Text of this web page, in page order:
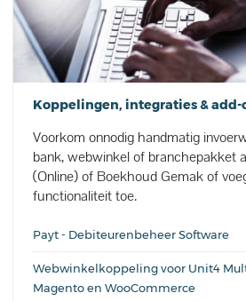
Koppelingen, integraties & add-
Voorkom onnodig handmatig
bank, webwinkel of branchepakket
(Online) of Boekhoud Gemak of
functionaliteit toe.
Payt - Debiteurenbeheer Software
Webwinkelkoppeling voor Unit4
Magento en WooCommerce